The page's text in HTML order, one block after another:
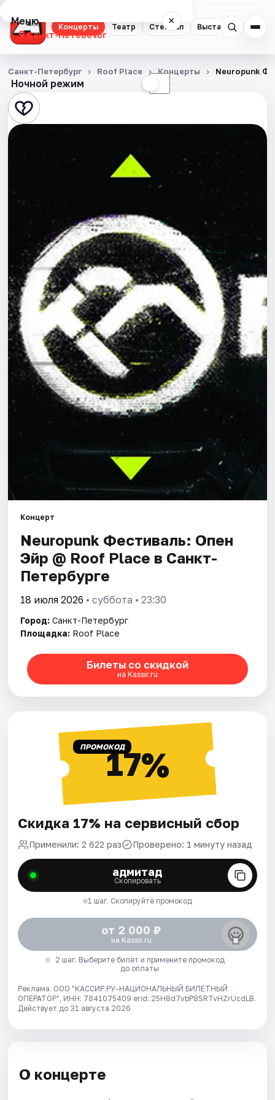
Концерты Театр Стендап Выставки
Меню ×
Санкт-Петербург
Концерты
Театр
Стендап
События
Города
Площадки
Артисты
Рейтинги
Ночной режим ☾
Санкт-Петербург Roof Place Концерты Neuropunk
Концерт
Neuropunk Фестиваль: Опен
Эйр @ Roof Place в Санкт-
Петербурге
18 июля 2026 • суббота • 23:30
Город: Санкт-Петербург
Площадка: Roof Place
Билеты со скидкой
на Kassir.ru
ПРОМОКОД17%
Скидка 17% на сервисный сбор
Применили: 2 622 раз Проверено: 1 минуту назад
адмитад
Скопировать
1 шаг. Скопируйте промокод
от 2 000 ₽
на Kassir.ru
2 шаг. Выберите билет и примените промокод
до оплаты
Реклама. ООО "КАССИР.РУ-НАЦИОНАЛЬНЫЙ БИЛЕТНЫЙ
ОПЕРАТОР", ИНН: 7841075409 erid: 25H8d7vbP8SRTvHZrUcdLB.
Действует до 31 августа 2026
О концерте